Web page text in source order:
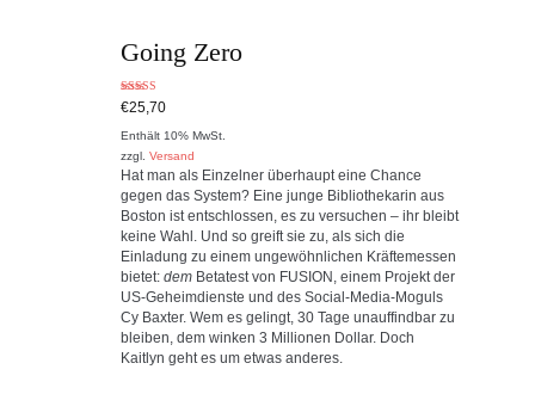
Going Zero
Bewertet mit
5.00
€25,70
Enthält 10% MwSt.
zzgl. Versand
Hat man als Einzelner überhaupt eine Chance
gegen das System? Eine junge Bibliothekarin aus
Boston ist entschlossen, es zu versuchen – ihr bleibt
keine Wahl. Und so greift sie zu, als sich die
Einladung zu einem ungewöhnlichen Kräftemessen
bietet: dem Betatest von FUSION, einem Projekt der
US-Geheimdienste und des Social-Media-Moguls
Cy Baxter. Wem es gelingt, 30 Tage unauffindbar zu
bleiben, dem winken 3 Millionen Dollar. Doch
Kaitlyn geht es um etwas anderes.